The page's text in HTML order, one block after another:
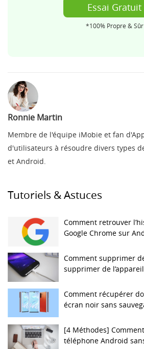
Essai Gratuit
*100% Propre & Sûr
Ronnie Martin
Membre de l'équipe iMobie et fan
d'utilisateurs à résoudre divers types
et Android.
Tutoriels & Astuces
Comment retrouver
Google Chrome sur
Comment supprimer
supprimer de l’appareil
Comment récupérer
écran noir sans
[4 Méthodes]
téléphone Android